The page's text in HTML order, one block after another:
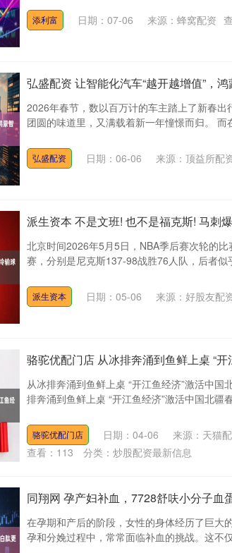
添利富 日期：07-06 来源：蜂窝配资
弘盛配资 让智能化汽车“越开越增值”，
2026年春节，数以百万计的车主踏上了新春
团圆的味道里，又满载着新一年憧憬而归。 而
弘盛配资 日期：06-06 来源：顶益所配
派生资本 不是文班! 也不是福克斯! 马刺
北京时间2026年5月5日，NBA季后赛次轮的
赛，分别是尼克斯137-98战胜76人队，后者
派生资本 日期：05-06 来源：好股友配
骆驼优配门店 从冰排奔涌到鱼鲜上桌 “
从冰排奔涌到鱼鲜上桌 “开江鱼经济”激活中
排奔涌到鱼鲜上桌 “开江鱼经济”激活中国北疆
骆驼优配门店 日期：04-06
来源：天猫
查看： 113 分类： 炒股配资最新信息
同翔网 孕产妇补血，7728舒呋小分子血
在孕期和产后的阶段，女性的身体经历了巨大
孕和分娩过程中，常常面临补血的挑战。这不
14311.01 200.89 1.42%